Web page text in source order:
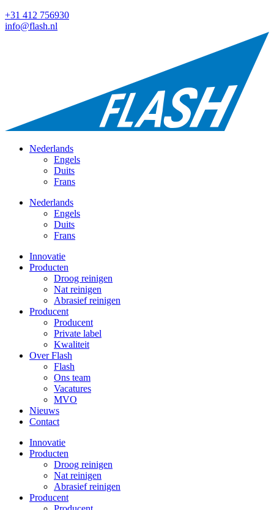
+31 412 756930
info@flash.nl
Nederlands
Engels
Duits
Frans
Nederlands
Engels
Duits
Frans
Innovatie
Producten
Droog reinigen
Nat reinigen
Abrasief reinigen
Producent
Producent
Private label
Kwaliteit
Over Flash
Flash
Ons team
Vacatures
MVO
Nieuws
Contact
Innovatie
Producten
Droog reinigen
Nat reinigen
Abrasief reinigen
Producent